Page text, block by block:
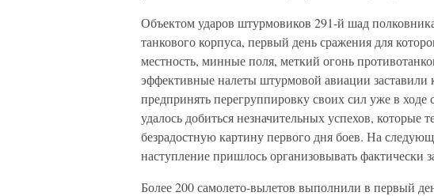
Объектом ударов штурмовиков 291-й шад
танкового корпуса, первый день сражения для
местность, минные поля, меткий огонь
эффективные налеты штурмовой авиации заставили
предпринять перегруппировку своих сил уже в
удалось добиться незначительных успехов,
безрадостную картину первого дня боев. На
наступление пришлось организовывать фактически
Более 200 самолето-вылетов выполнили в первый